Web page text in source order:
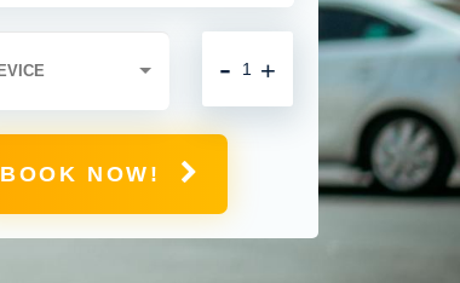
+
-
BOOK NOW!